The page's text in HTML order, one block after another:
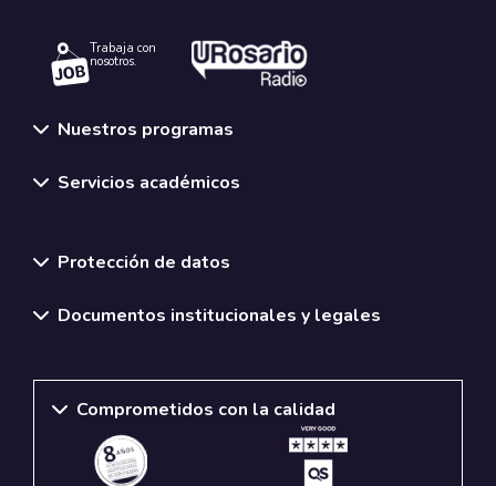
Trabaja con
nosotros.
Nuestros programas
Servicios académicos
Protección de datos
Documentos institucionales y legales
Comprometidos con la calidad